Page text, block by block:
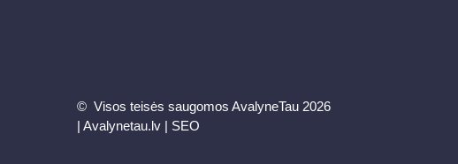
© Visos teisės saugomos AvalyneTau 2026
| Avalynetau.lv | SEO